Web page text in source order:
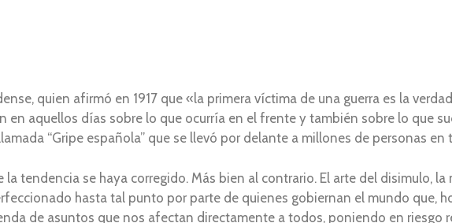
quien afirmó en 1917 que «la primera víctima de una guerra es la
en aquellos días sobre lo que ocurría en el frente y también sobre lo que
“Gripe española” que se llevó por delante a millones de personas
la tendencia se haya corregido. Más bien al contrario. El arte del disimulo,
hasta tal punto por parte de quienes gobiernan el mundo que,
de asuntos que nos afectan directamente a todos, poniendo en riesgo